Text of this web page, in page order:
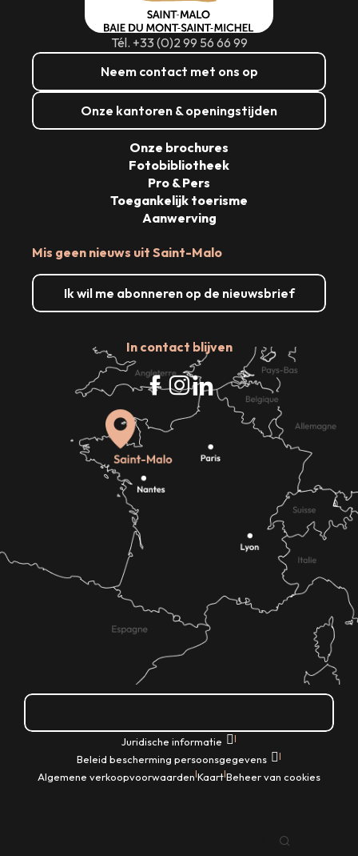
Tél. +33 (0)2 99 56 66 99
Neem contact met ons op
Onze kantoren & openingstijden
Mis geen nieuws uit Saint-Malo
Ik wil me abonneren op de nieuwsbrief
In contact blijven
Onze brochures
Fotobibliotheek
Pro & Pers
Toegankelijk toerisme
Aanwerving
Juridische informatie |
Beleid bescherming persoonsgegevens |
Algemene verkoopvoorwaarden|Kaart|Beheer van cookies